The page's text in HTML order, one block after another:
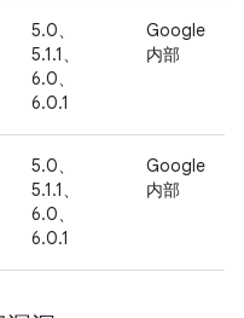
5.0、
5.1.1、
6.0、
6.0.1
Google
内部
5.0、
5.1.1、
6.0、
6.0.1
Google
内部